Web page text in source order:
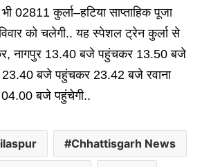
02811 कुर्ला–हटिया साप्ताहिक पूजा
को चलेगी.. यह स्पेशल ट्रेन कुर्ला से
नागपुर 13.40 बजे पहुंचकर 13.50 बजे
23.40 बजे पहुंचकर 23.42 बजे रवाना
04.00 बजे पहुंचेगी..
Chhattisgarh News